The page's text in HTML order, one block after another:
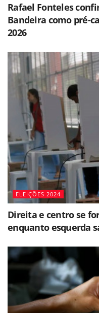
Rafael Fonteles
Bandeira como pré-
2026
ELEIÇÕES 2024
Direita e centro se
enquanto esquerda